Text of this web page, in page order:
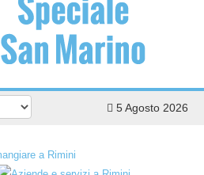
5 Agosto 2026